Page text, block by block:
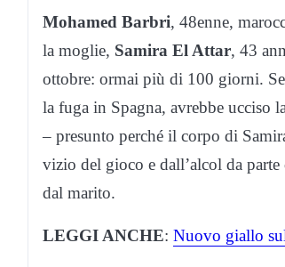
Mohamed Barbri, 48enne,
la moglie, Samira El Attar, 43
ottobre: ormai più di 100 giorni.
la fuga in Spagna, avrebbe ucciso
– presunto perché il corpo di
vizio del gioco e dall’alcol da
dal marito.
LEGGI ANCHE: Nuovo giallo